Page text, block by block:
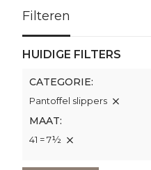
Filteren
HUIDIGE FILTERS
CATEGORIE
Pantoffel slippers
MAAT
41 = 7½